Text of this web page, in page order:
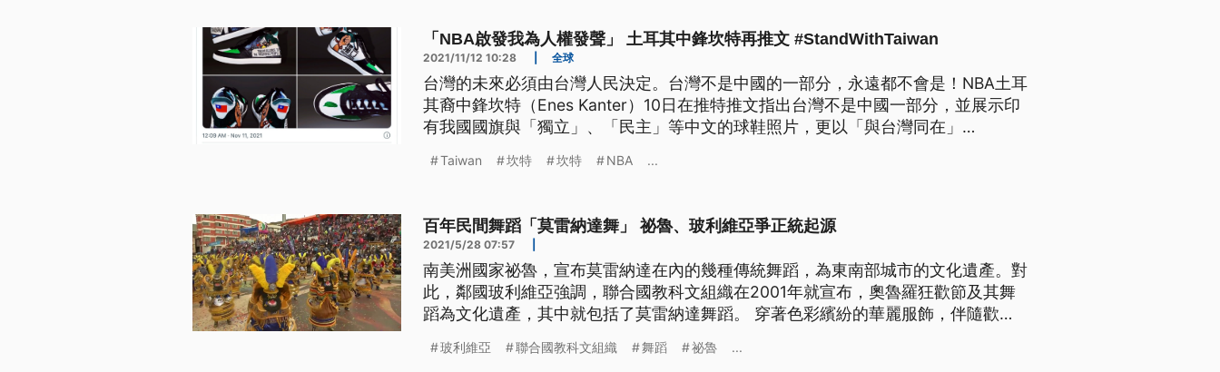
「NBA啟發我為人權發聲」 土耳其中鋒坎特再推文 #StandWithTaiwan
2021/11/12 10:28 全球
台灣的未來必須由台灣人民決定。台灣不是中國的一部分，永遠都不會是！NBA土耳
其裔中鋒坎特（Enes Kanter）10日在推特推文指出台灣不是中國一部分，並展示印
有我國國旗與「獨立」、「民主」等中文的球鞋照片，更以「與台灣同在」
政權，2019年反送中運動爆發，他轉推貼文，並寫下：NBA與我在自由民主的路上
Taiwan 坎特 坎特 NBA ...
百年民間舞蹈「莫雷納達舞」 祕魯、玻利維亞爭正統起源
2021/5/28 07:57
南美洲國家祕魯，宣布莫雷納達在內的幾種傳統舞蹈，為東南部城市的文化遺產。對
此，鄰國玻利維亞強調，聯合國教科文組織在2001年就宣布，奧魯羅狂歡節及其舞
蹈為文化遺產，其中就包括了莫雷納達舞蹈。 穿著色彩繽紛的華麗服飾，伴隨歡樂
二月，在奧魯羅礦業小鎮會當場的狂歡活動，為期一週。這段期間人們身穿艷麗服
玻利維亞 聯合國教科文組織 舞蹈 祕魯 ...